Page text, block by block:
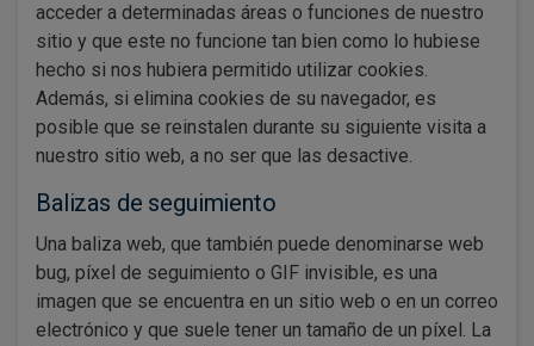
acceder a determinadas áreas o funciones de nuestro
sitio y que este no funcione tan bien como lo hubiese
hecho si nos hubiera permitido utilizar cookies.
Además, si elimina cookies de su navegador, es
posible que se reinstalen durante su siguiente visita a
nuestro sitio web, a no ser que las desactive.
Balizas de seguimiento
Una baliza web, que también puede denominarse web
bug, píxel de seguimiento o GIF invisible, es una
imagen que se encuentra en un sitio web o en un correo
electrónico y que suele tener un tamaño de un píxel. La